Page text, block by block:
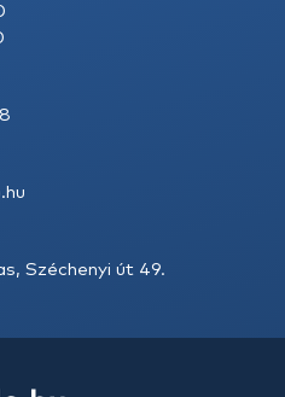
Széchenyi út 49.